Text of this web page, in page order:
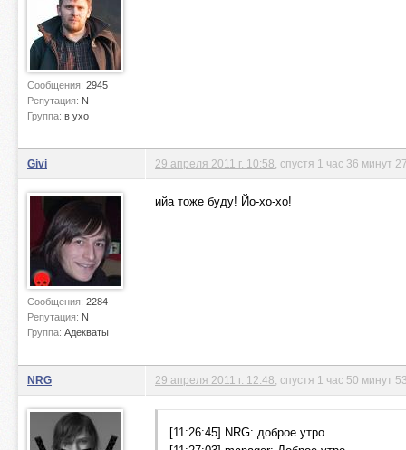
Сообщения: 2945
Репутация: N
Группа: в ухо
Givi
Сообщения: 2284
Репутация: N
Группа: Адекваты
29 апреля 2011 г. 10:58 , спустя 1 час 36 минут
ийа тоже буду! Йо-хо-хо!
NRG 29 апреля 2011 г. 12:48 , спустя 1 час 50 минут
[11:26:45] NRG: доброе утро